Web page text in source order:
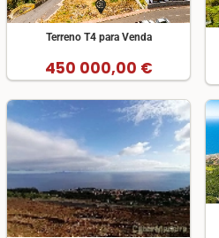
Terreno T4 para Venda
450 000,00 €